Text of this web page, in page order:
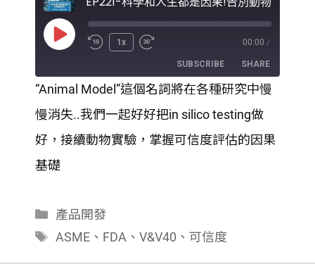
Play
1x 00:00 /
SUBSCRIBE SHARE
RSS FEED
SHARE
LINK
EMBED
“Animal Model”這個名詞將在各種研究中慢
慢消失..我們一起好好把in silico testing做
好，接續動物實驗，掌握可信度評估的因果
基礎
分
類
產品開發
標
ASME、 FDA 、 V&V40 、 可信度